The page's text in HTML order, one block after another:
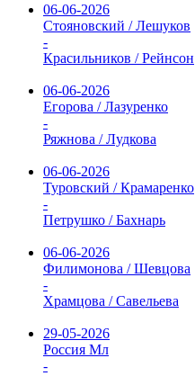
06-06-2026
Стояновский / Лешуков
-
Красильников / Рейнсон
06-06-2026
Егорова / Лазуренко
-
Ряжнова / Лудкова
06-06-2026
Туровский / Крамаренко
-
Петрушко / Бахнарь
06-06-2026
Филимонова / Шевцова
-
Храмцова / Савельева
29-05-2026
Россия Мл
-